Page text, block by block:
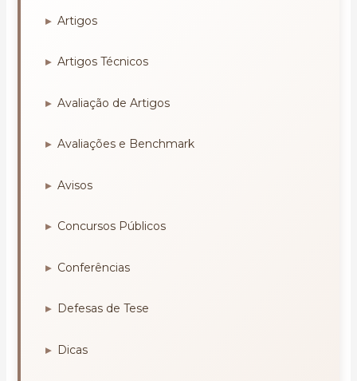
Artigos
Artigos Técnicos
Avaliação de Artigos
Avaliações e Benchmark
Avisos
Concursos Públicos
Conferências
Defesas de Tese
Dicas